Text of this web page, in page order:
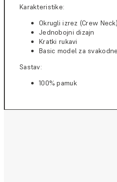
Karakteristike:
Okrugli izrez (Crew Neck)
Jednobojni dizajn
Kratki rukavi
Basic model za
Sastav:
100% pamuk